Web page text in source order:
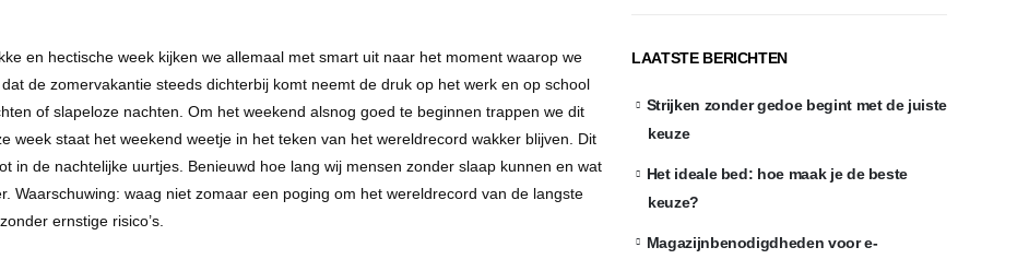
en hectische week kijken we allemaal met smart uit naar het moment waarop we
de zomervakantie steeds dichterbij komt neemt de druk op het werk en op school
of slapeloze nachten. Om het weekend alsnog goed te beginnen trappen we dit
week staat het weekend weetje in het teken van het wereldrecord wakker blijven. Dit
in de nachtelijke uurtjes. Benieuwd hoe lang wij mensen zonder slaap kunnen en wat
Waarschuwing: waag niet zomaar een poging om het wereldrecord van de langste
ernstige risico’s.
LAATSTE BERICHTEN
Strijken zonder gedoe begint met de juiste
keuze
Het ideale bed: hoe maak je de beste
keuze?
Magazijnbenodigdheden voor e-